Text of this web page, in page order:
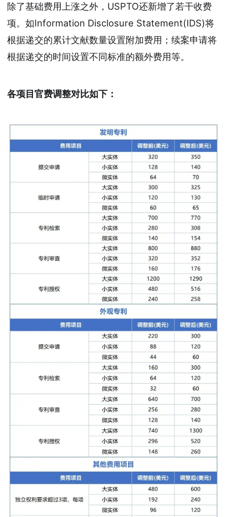
除了基础费用上涨之外，USPTO还新增了若干收费
项。如Information Disclosure Statement(IDS)将
根据递交的累计文献数量设置附加费用；续案申请将
根据递交的时间设置不同标准的额外费用等。
各项目官费调整对比如下：